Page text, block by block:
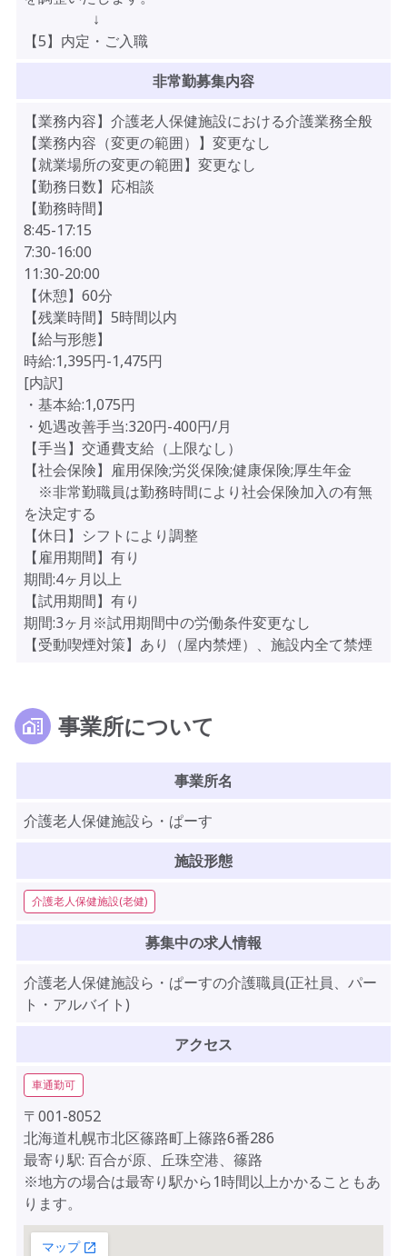
↓
【5】内定・ご入職
非常勤募集内容
【業務内容】介護老人保健施設における介護業務全般
【業務内容（変更の範囲）】変更なし
【就業場所の変更の範囲】変更なし
【勤務日数】応相談
【勤務時間】
8:45-17:15
7:30-16:00
11:30-20:00
【休憩】60分
【残業時間】5時間以内
【給与形態】
時給:1,395円-1,475円
[内訳]
・基本給:1,075円
・処遇改善手当:320円-400円/月
【手当】交通費支給（上限なし）
【社会保険】雇用保険;労災保険;健康保険;厚生年金
※非常勤職員は勤務時間により社会保険加入の有無
を決定する
【休日】シフトにより調整
【雇用期間】有り
期間:4ヶ月以上
【試用期間】有り
期間:3ヶ月※試用期間中の労働条件変更なし
【受動喫煙対策】あり（屋内禁煙）、施設内全て禁煙
事業所について
事業所名
介護老人保健施設ら・ぱーす
施設形態
介護老人保健施設(老健)
募集中の求人情報
介護老人保健施設ら・ぱーすの介護職員(正社員、パー
ト・アルバイト)
アクセス
車通勤可
〒001-8052
北海道札幌市北区篠路町上篠路6番286
最寄り駅: 百合が原、丘珠空港、篠路
※地方の場合は最寄り駅から1時間以上かかることもあ
ります。